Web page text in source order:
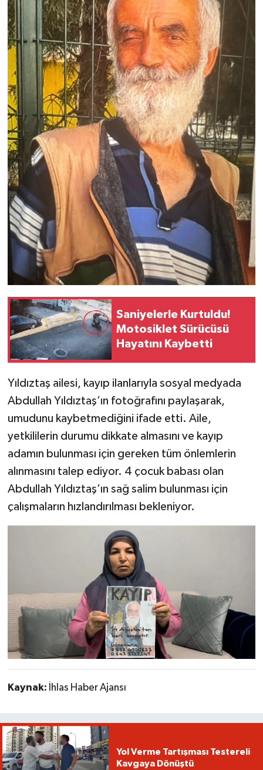
Saniyelerle Kurtuldu!
Motosiklet Sürücüsü
Hayatını Kaybetti
Yıldıztaş ailesi, kayıp ilanlarıyla sosyal medyada
Abdullah Yıldıztaş’ın fotoğrafını paylaşarak,
umudunu kaybetmediğini ifade etti. Aile,
yetkililerin durumu dikkate almasını ve kayıp
adamın bulunması için gereken tüm önlemlerin
alınmasını talep ediyor. 4 çocuk babası olan
Abdullah Yıldıztaş’ın sağ salim bulunması için
çalışmaların hızlandırılması bekleniyor.
Kaynak: İhlas Haber Ajansı
Yol Verme Tartışması Testereli
Kavgaya Dönüştü